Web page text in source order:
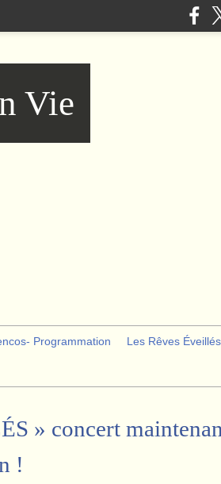
Vie
Programmation Les Rêves Éveillés
» concert
!